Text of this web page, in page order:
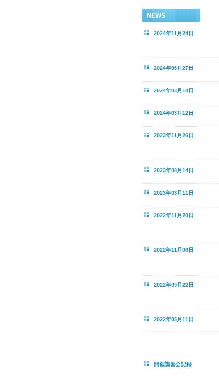
NEWS
2024年11月24日
2024年06月27日
2024年03月18日
2024年03月12日
2023年11月26日
2023年08月14日
2023年03月11日
2022年11月20日
2022年11月06日
2022年09月22日
2022年05月11日
開催講習会記録